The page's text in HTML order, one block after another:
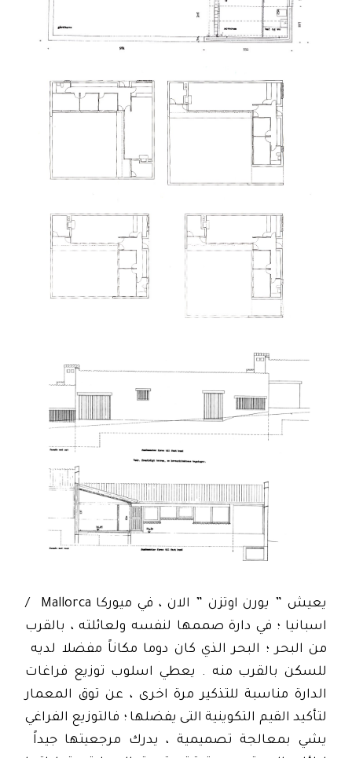
يعيش ” يورن اوتزن ” الان ، في ميوركا Mallorca /
اسبانيا ؛ في دارة صممها لنفسه ولعائلته ، بالقرب
من البحر ؛ البحر الذي كان دوما مكاناً مفضلا لديه
للسكن بالقرب منه . يعطي اسلوب توزيع فراغات
الدارة مناسبة للتذكير مرة اخرى ، عن توق المعمار
لتأكيد القيم التكوينية التى يفضلها ؛ فالتوزيع الفراغي
يشي بمعالجة تصميمية ، يدرك مرجعيتها جيداً